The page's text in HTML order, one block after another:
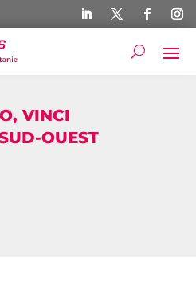
VINCI
OUEST